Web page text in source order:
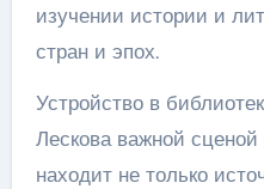
изучении истории и
стран и эпох.
Устройство в
Лескова важной сценой
находит не только